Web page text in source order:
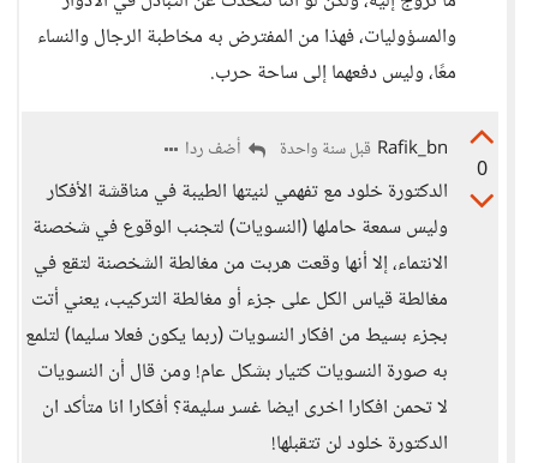
والمسؤوليات، فهذا من المفترض به مخاطبة الرجال والنساء
معًا، وليس دفعهما إلى ساحة حرب.
0
Rafik_bn قبل سنة واحدة أضف ردا
الدكتورة خلود مع تفهمي لنيتها الطيبة في مناقشة الأفكار
وليس سمعة حاملها (النسويات) لتجنب الوقوع في شخصنة
الانتماء، إلا أنها وقعت هربت من مغالطة الشخصنة لتقع في
مغالطة قياس الكل على جزء أو مغالطة التركيب، يعني أتت
بجزء بسيط من افكار النسويات (ربما يكون فعلا سليما) لتلمع
به صورة النسويات كتيار بشكل عام! ومن قال أن النسويات
لا تحمن افكارا اخرى ايضا غسر سليمة؟ أفكارا انا متأكد ان
الدكتورة خلود لن تتقبلها!